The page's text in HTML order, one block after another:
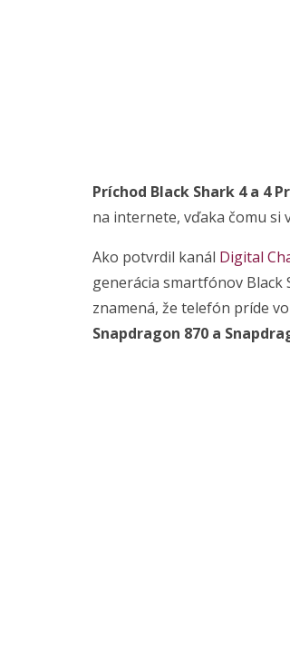
Príchod Black Shark 4 a 4
na internete, vďaka čomu si
Ako potvrdil kanál Digital
generácia smartfónov Black
znamená, že telefón príde
Snapdragon 870 a